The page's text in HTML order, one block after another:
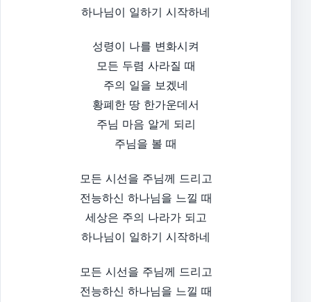
하나님이 일하기 시작하네
성령이 나를 변화시켜
모든 두렴 사라질 때
주의 일을 보겠네
황폐한 땅 한가운데서
주님 마음 알게 되리
주님을 볼 때
모든 시선을 주님께 드리고
전능하신 하나님을 느낄 때
세상은 주의 나라가 되고
하나님이 일하기 시작하네
모든 시선을 주님께 드리고
전능하신 하나님을 느낄 때